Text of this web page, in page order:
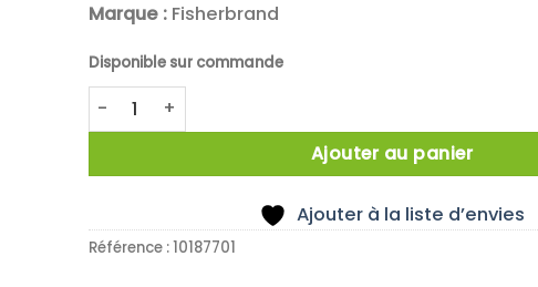
Marque :Fisherbrand
Disponible sur commande
quantité de Centrifugal stirrer PTFE 12x1000EXx80 mm
Ajouter au panier
Ajouter à la liste d’envies
Référence :10187701